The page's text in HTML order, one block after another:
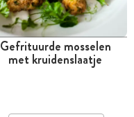
Tussen 30 minuten en 1
Gefrituurde mosselen
met kruidenslaatje